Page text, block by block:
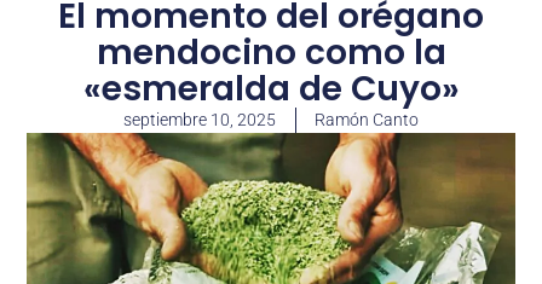
El momento del orégano
mendocino como la
«esmeralda de Cuyo»
septiembre 10, 2025 Ramón Canto